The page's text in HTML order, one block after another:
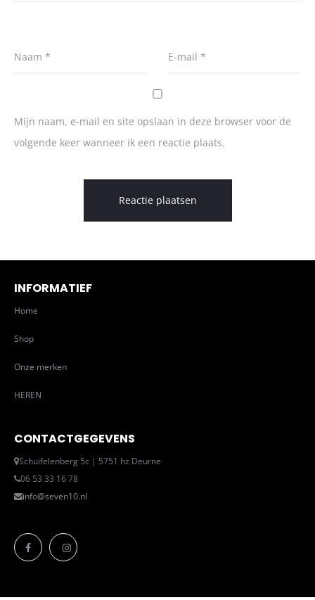
Naam * E-mail *
Mijn naam, e-mail en site opslaan in deze browser voor de
volgende keer wanneer ik een reactie plaats.
INFORMATIEF
Home
Shop
Onze merken
HEREN
CONTACTGEGEVENS
Schuifelenberg 5c | 5751 hz Deurne
06 53 33 16 78
info@seven10.nl